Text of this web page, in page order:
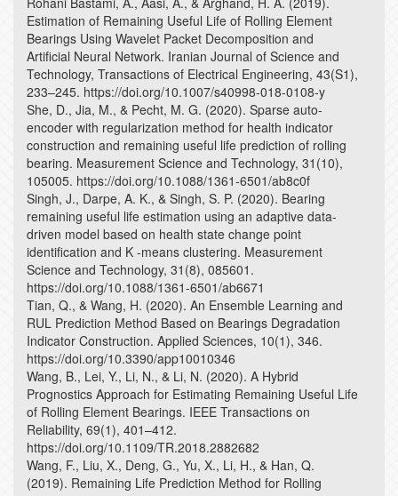
Estimation of Remaining Useful Life of Rolling Element
Bearings Using Wavelet Packet Decomposition and
Artificial Neural Network. Iranian Journal of Science and
Technology, Transactions of Electrical Engineering, 43(S1),
233–245. https://doi.org/10.1007/s40998-018-0108-y
She, D., Jia, M., & Pecht, M. G. (2020). Sparse auto-
encoder with regularization method for health indicator
construction and remaining useful life prediction of rolling
bearing. Measurement Science and Technology, 31(10),
105005. https://doi.org/10.1088/1361-6501/ab8c0f
Singh, J., Darpe, A. K., & Singh, S. P. (2020). Bearing
remaining useful life estimation using an adaptive data-
driven model based on health state change point
identification and K -means clustering. Measurement
Science and Technology, 31(8), 085601.
https://doi.org/10.1088/1361-6501/ab6671
Tian, Q., & Wang, H. (2020). An Ensemble Learning and
RUL Prediction Method Based on Bearings Degradation
Indicator Construction. Applied Sciences, 10(1), 346.
https://doi.org/10.3390/app10010346
Wang, B., Lei, Y., Li, N., & Li, N. (2020). A Hybrid
Prognostics Approach for Estimating Remaining Useful Life
of Rolling Element Bearings. IEEE Transactions on
Reliability, 69(1), 401–412.
https://doi.org/10.1109/TR.2018.2882682
Wang, F., Liu, X., Deng, G., Yu, X., Li, H., & Han, Q.
(2019). Remaining Life Prediction Method for Rolling